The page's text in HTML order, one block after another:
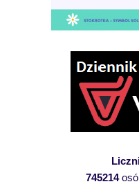
745214